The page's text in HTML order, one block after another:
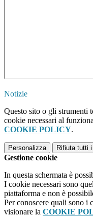
Notizie
Questo sito o gli strumenti
cookie necessari al
COOKIE POLICY.
Personalizza Rifiuta tutti i
Gestione cookie
In questa schermata è
I cookie necessari sono
piattaforma e non è
Per conoscere quali sono i
visionare la COOKIE